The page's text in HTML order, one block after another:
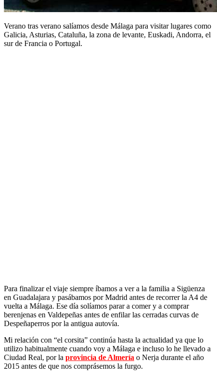
Verano tras verano salíamos desde Málaga para visitar lugares como
Galicia, Asturias, Cataluña, la zona de levante, Euskadi, Andorra, el
sur de Francia o Portugal.
Para finalizar el viaje siempre íbamos a ver a la familia a Sigüenza
en Guadalajara y pasábamos por Madrid antes de recorrer la A4 de
vuelta a Málaga. Ese día solíamos parar a comer y a comprar
berenjenas en Valdepeñas antes de enfilar las cerradas curvas de
Despeñaperros por la antigua autovía.
Mi relación con “el corsita” continúa hasta la actualidad ya que lo
utilizo habitualmente cuando voy a Málaga e incluso lo he llevado a
Ciudad Real, por la provincia de Almería o Nerja durante el año
2015 antes de que nos comprásemos la furgo.